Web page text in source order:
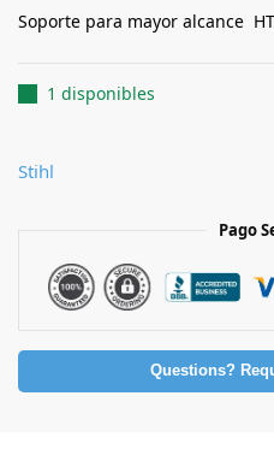
Soporte para mayor alcance
1 disponibles
Stihl
Pago
Questions?